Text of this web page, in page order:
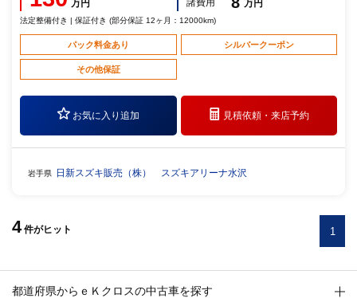
万円
諸費用
万円
法定整備付き | 保証付き (部分保証 12ヶ月：12000km)
パック料金あり シルバークーポン
その他保証
お気に入り追加 見積依頼・来店予約
岩手県 日新スズキ販売（株） スズキアリーナ水沢
4 件がヒット 1
都道府県からｅＫクロスの中古車を探す